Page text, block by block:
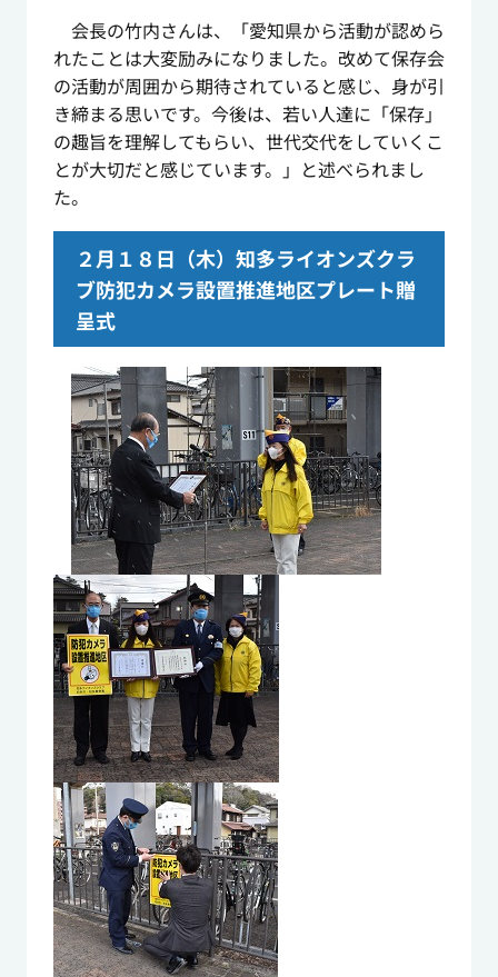
会長の竹内さんは、「愛知県から活動が認めら
れたことは大変励みになりました。改めて保存会
の活動が周囲から期待されていると感じ、身が引
き締まる思いです。今後は、若い人達に「保存」
の趣旨を理解してもらい、世代交代をしていくこ
とが大切だと感じています。」と述べられまし
た。
２月１８日（木）知多ライオンズクラ
ブ防犯カメラ設置推進地区プレート贈
呈式